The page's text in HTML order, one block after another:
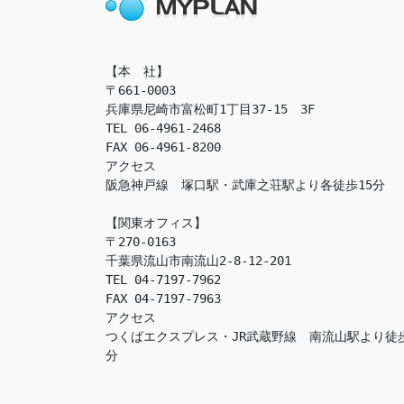
【本　社】
〒661-0003
兵庫県尼崎市富松町1丁目37-15　3F
TEL 06-4961-2468
FAX 06-4961-8200
アクセス
阪急神戸線　塚口駅・武庫之荘駅より各徒歩15分
【関東オフィス】
〒270-0163
千葉県流山市南流山2-8-12-201
TEL 04-7197-7962
FAX 04-7197-7963
アクセス
つくばエクスプレス・JR武蔵野線　南流山駅より徒
分